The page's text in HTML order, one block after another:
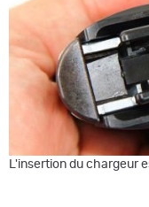
L'insertion du chargeur